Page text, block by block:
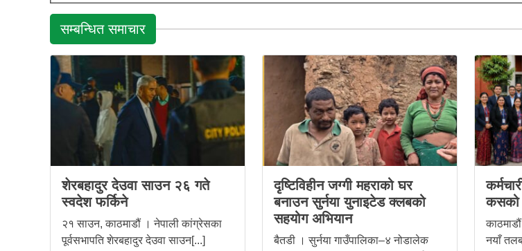
सम्बन्धित समाचार
शेरबहादुर देउवा साउन २६ गते
स्वदेश फर्किने
२१ साउन, काठमाडौं । नेपाली कांग्रेसका
पूर्वसभापति शेरबहादुर देउवा साउन[...]
दृष्टिविहीन जग्गी महराको घर
बनाउन सुर्नया युनाइटेड क्लबको
सहयोग अभियान
बैतडी । सुर्नया गाउँपालिका–४ नोडालेक
कसको
नयाँ